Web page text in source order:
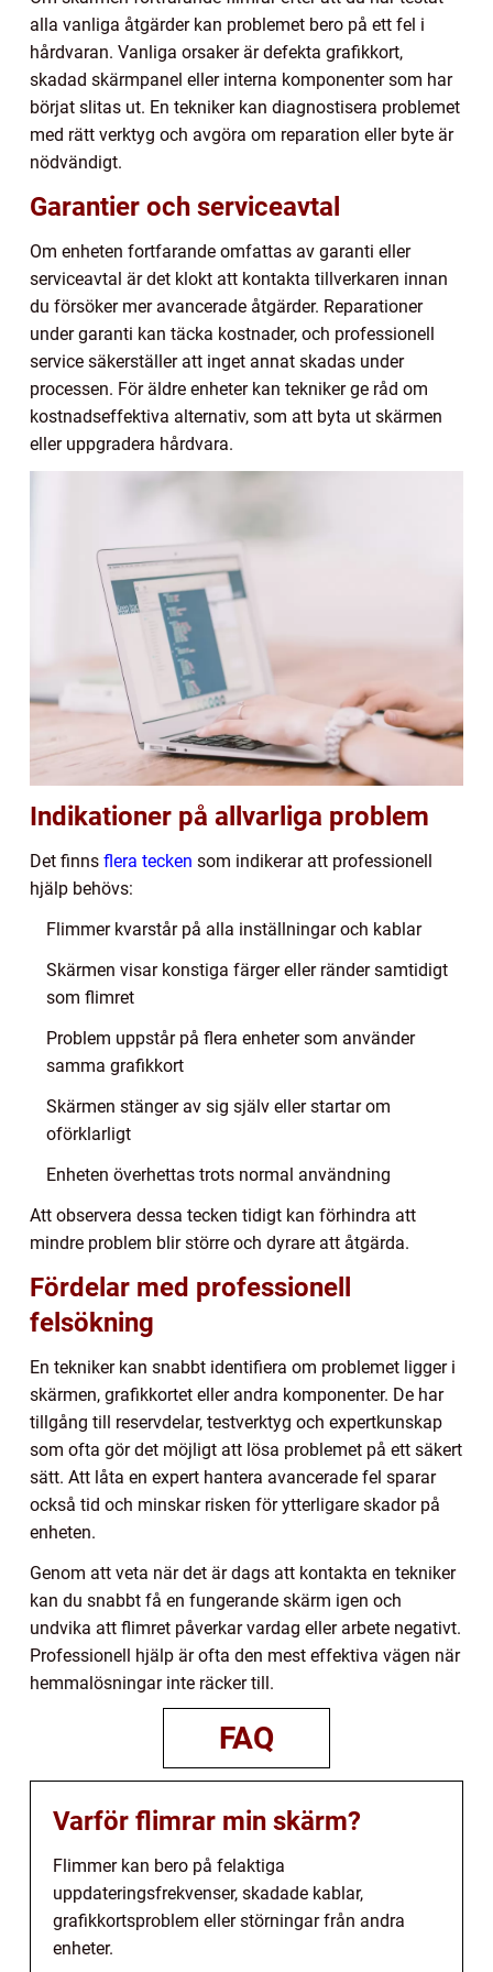
alla vanliga åtgärder kan problemet bero på ett fel i
hårdvaran. Vanliga orsaker är defekta grafikkort,
skadad skärmpanel eller interna komponenter som har
börjat slitas ut. En tekniker kan diagnostisera problemet
med rätt verktyg och avgöra om reparation eller byte är
nödvändigt.
Garantier och serviceavtal
Om enheten fortfarande omfattas av garanti eller
serviceavtal är det klokt att kontakta tillverkaren innan
du försöker mer avancerade åtgärder. Reparationer
under garanti kan täcka kostnader, och professionell
service säkerställer att inget annat skadas under
processen. För äldre enheter kan tekniker ge råd om
kostnadseffektiva alternativ, som att byta ut skärmen
eller uppgradera hårdvara.
Indikationer på allvarliga problem
Det finns flera tecken som indikerar att professionell
hjälp behövs:
Flimmer kvarstår på alla inställningar och kablar
Skärmen visar konstiga färger eller ränder samtidigt
som flimret
Problem uppstår på flera enheter som använder
samma grafikkort
Skärmen stänger av sig själv eller startar om
oförklarligt
Enheten överhettas trots normal användning
Att observera dessa tecken tidigt kan förhindra att
mindre problem blir större och dyrare att åtgärda.
Fördelar med professionell
felsökning
En tekniker kan snabbt identifiera om problemet ligger i
skärmen, grafikkortet eller andra komponenter. De har
tillgång till reservdelar, testverktyg och expertkunskap
som ofta gör det möjligt att lösa problemet på ett säkert
sätt. Att låta en expert hantera avancerade fel sparar
också tid och minskar risken för ytterligare skador på
enheten.
Genom att veta när det är dags att kontakta en tekniker
kan du snabbt få en fungerande skärm igen och
undvika att flimret påverkar vardag eller arbete negativt.
Professionell hjälp är ofta den mest effektiva vägen när
hemmalösningar inte räcker till.
FAQ
Varför flimrar min skärm?
Flimmer kan bero på felaktiga
uppdateringsfrekvenser, skadade kablar,
grafikkortsproblem eller störningar från andra
enheter.